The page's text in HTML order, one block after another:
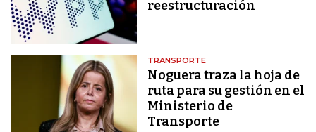
reestructuración
TRANSPORTE
Noguera traza la hoja de
ruta para su gestión en el
Ministerio de
Transporte